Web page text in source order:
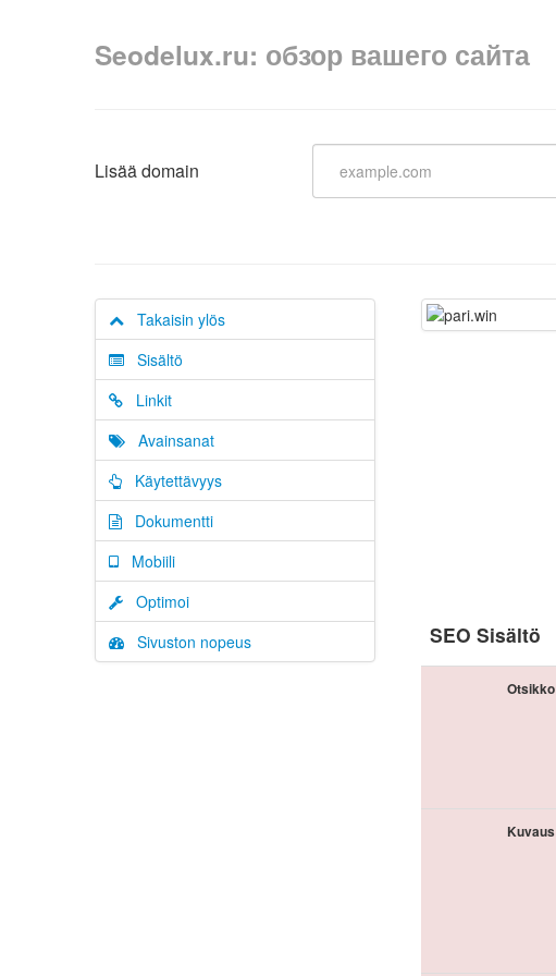
Seodelux.ru: обзор вашего сайта
Lisää domain
Takaisin ylös
Sisältö
Linkit
Avainsanat
Käytettävyys
Dokumentti
Mobiili
Optimoi
Sivuston nopeus
SEO Sisältö
Otsikko
Kuvaus